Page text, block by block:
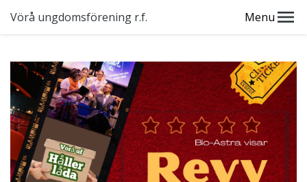
Vörå ungdomsförening r.f. Menu